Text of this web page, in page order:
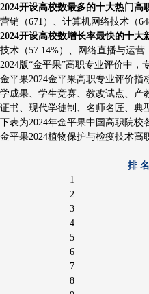
2024开设高校数最多的十大热门高
营销（671）、计算机网络技术（
2024开设高校数增长率最快的十大
技术（57.14%）、网络直播与运
2024版“金平果”高职专业评价中
金平果2024金平果高职专业评价
学成果、学生竞赛、教改试点、产
证书、现代学徒制、名师名匠、典
下表为2024年金平果中国高职院校
金平果2024植物保护与检疫技术高
排 名
1
2
3
4
5
6
7
8